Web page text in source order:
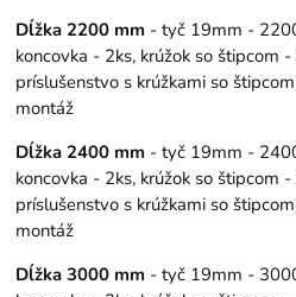
Dĺžka 2200 mm - tyč 19mm -
koncovka - 2ks, krúžok so štipcom
príslušenstvo s krúžkami so
montáž
Dĺžka 2400 mm - tyč 19mm -
koncovka - 2ks, krúžok so štipcom
príslušenstvo s krúžkami so
montáž
Dĺžka 3000 mm - tyč 19mm -